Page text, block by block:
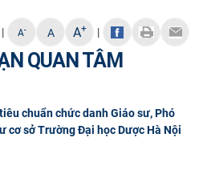
| A- A A+ |
QUAN TÂM
chuẩn chức danh Giáo sư, Phó
cơ sở Trường Đại học Dược Hà Nội